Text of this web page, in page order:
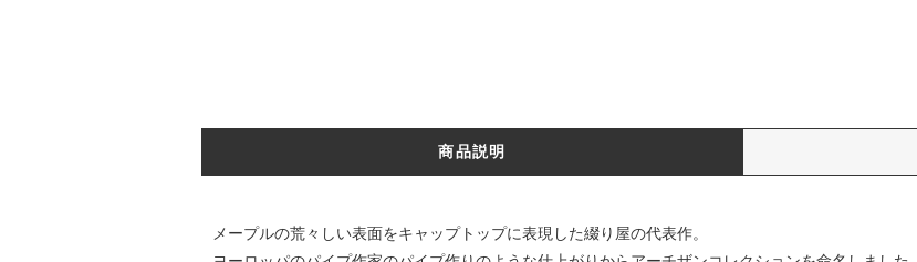
商品説明
メープルの荒々しい表面をキャップトップに表現した綴り屋の代表作。